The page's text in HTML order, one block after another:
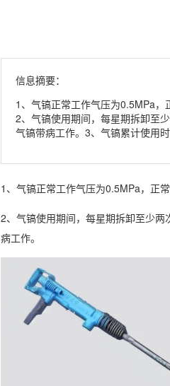
信息摘要：
1、气镐正常工作气压为0.5MPa，
2、气镐使用期间，每星期拆卸至
气镐带病工作。3、气镐累计使用
1、气镐正常工作气压为0.5MPa，正
2、气镐使用期间，每星期拆卸至少
病工作。